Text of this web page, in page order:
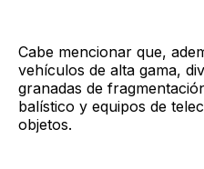
Cabe mencionar que,
vehículos de alta gama,
granadas de
balístico y equipos de
objetos.